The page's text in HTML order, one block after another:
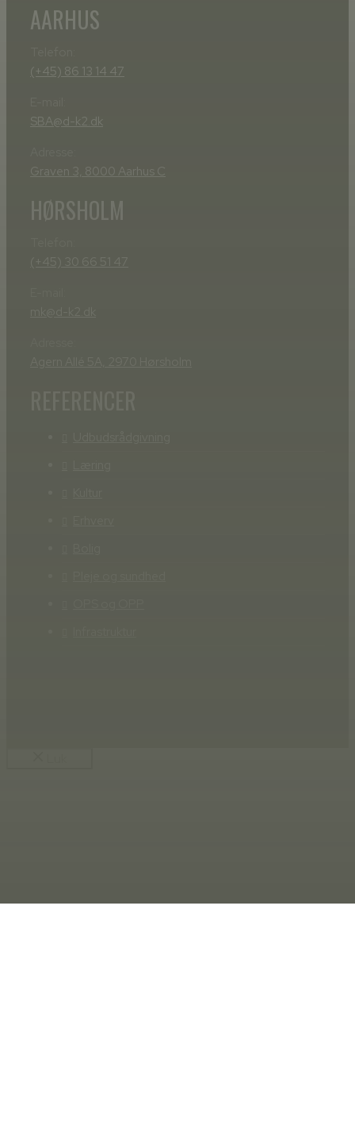
AARHUS
(+45) 86 13 14 47
SBA@d-k2.dk
Graven 3, 8000 Aarhus C
HØRSHOLM